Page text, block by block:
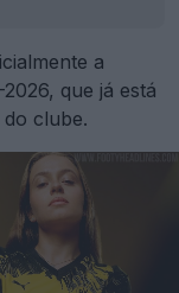
a
que já está
clube.